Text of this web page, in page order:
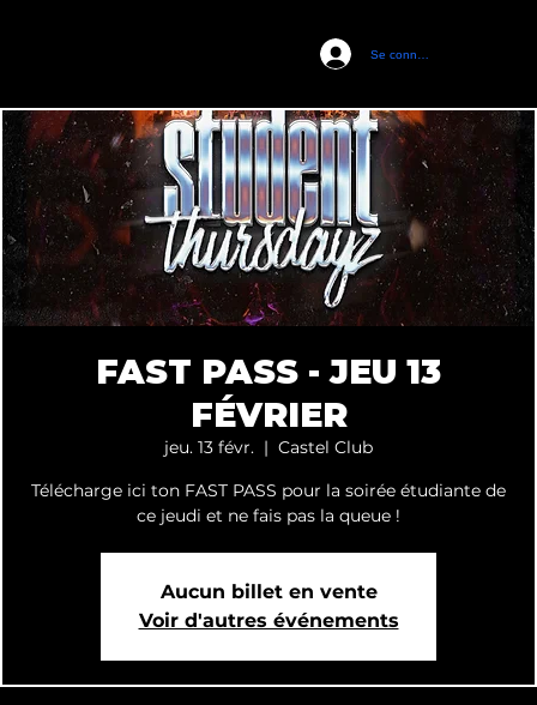
Se connecter
FAST PASS - JEU 13
FÉVRIER
jeu. 13 févr.
  |
Castel Club
Télécharge ici ton FAST PASS pour la soirée étudiante de
ce jeudi et ne fais pas la queue !
Aucun billet en vente
Voir d'autres événements